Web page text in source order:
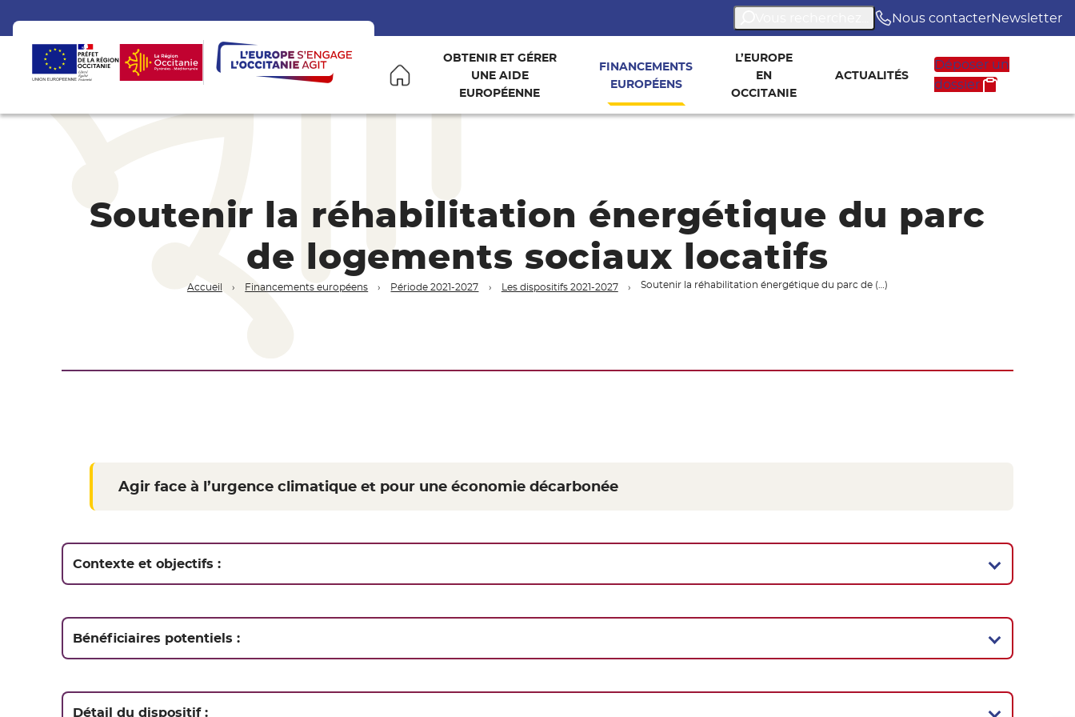
Nous contacterNewsletter
Accueil Europe en Occitanie
OBTENIR ET GÉRER
UNE AIDE
EUROPÉENNE
FINANCEMENTS
EUROPÉENS
L’EUROPE
EN
OCCITANIE
ACTUALITÉS
Déposer un
dossier
Soutenir la réhabilitation énergétique du parc
de logements sociaux locatifs
Accueil Financements européens Période 2021-2027 Les dispositifs 2021-2027 Soutenir la réhabilitation énergétique du parc de (…)
Agir face à l’urgence climatique et pour une économie décarbonée
Contexte et objectifs :
Bénéficiaires potentiels :
Détail du dispositif :